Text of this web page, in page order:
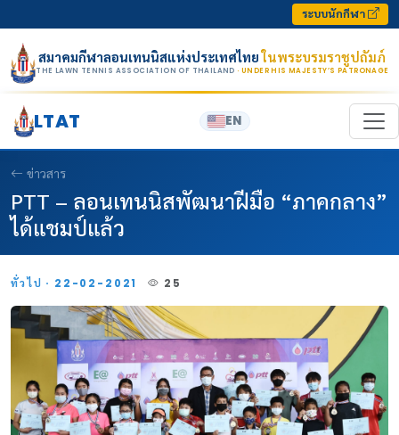
ระบบนักกีฬา
สมาคมกีฬาลอนเทนนิสแห่งประเทศไทยในพระบรมราชูปถัมภ์
THE LAWN TENNIS ASSOCIATION OF THAILAND · UNDER HIS MAJESTY’S PATRONAGE
LTAT EN
ข่าวสาร
PTT – ลอนเทนนิสพัฒนาฝีมือ “ภาคกลาง”
ได้แชมป์แล้ว
ทั่วไป · 22-02-2021 25